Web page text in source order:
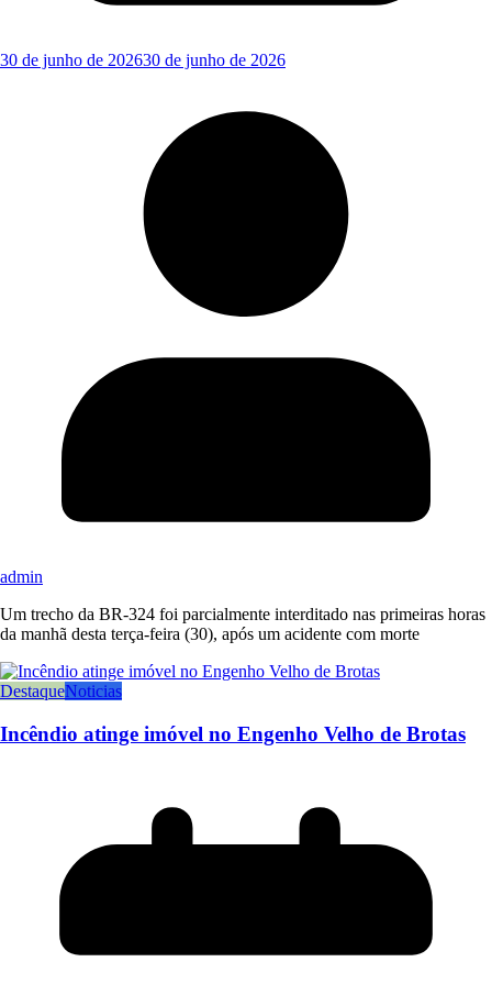
30 de junho de 202630 de junho de 2026
admin
Um trecho da BR-324 foi parcialmente interditado nas primeiras horas
da manhã desta terça-feira (30), após um acidente com morte
DestaqueNoticias
Incêndio atinge imóvel no Engenho Velho de Brotas